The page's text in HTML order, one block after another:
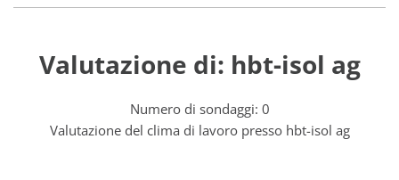
Valutazione di: hbt-isol ag
Numero di sondaggi: 0
Valutazione del clima di lavoro presso hbt-isol ag